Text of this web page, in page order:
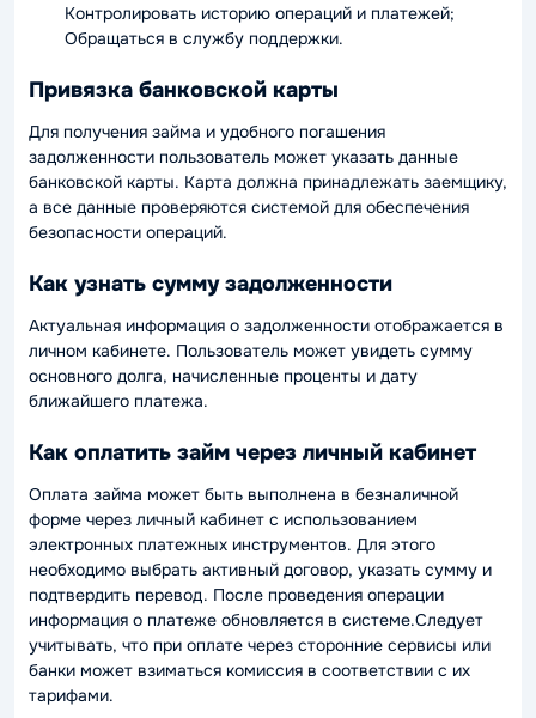
Контролировать историю операций и платежей;
Обращаться в службу поддержки.
Привязка банковской карты
Для получения займа и удобного погашения
задолженности пользователь может указать данные
банковской карты. Карта должна принадлежать заемщику,
а все данные проверяются системой для обеспечения
безопасности операций.
Как узнать сумму задолженности
Актуальная информация о задолженности отображается в
личном кабинете. Пользователь может увидеть сумму
основного долга, начисленные проценты и дату
ближайшего платежа.
Как оплатить займ через личный кабинет
Оплата займа может быть выполнена в безналичной
форме через личный кабинет с использованием
электронных платежных инструментов. Для этого
необходимо выбрать активный договор, указать сумму и
подтвердить перевод. После проведения операции
информация о платеже обновляется в системе.Следует
учитывать, что при оплате через сторонние сервисы или
банки может взиматься комиссия в соответствии с их
тарифами.